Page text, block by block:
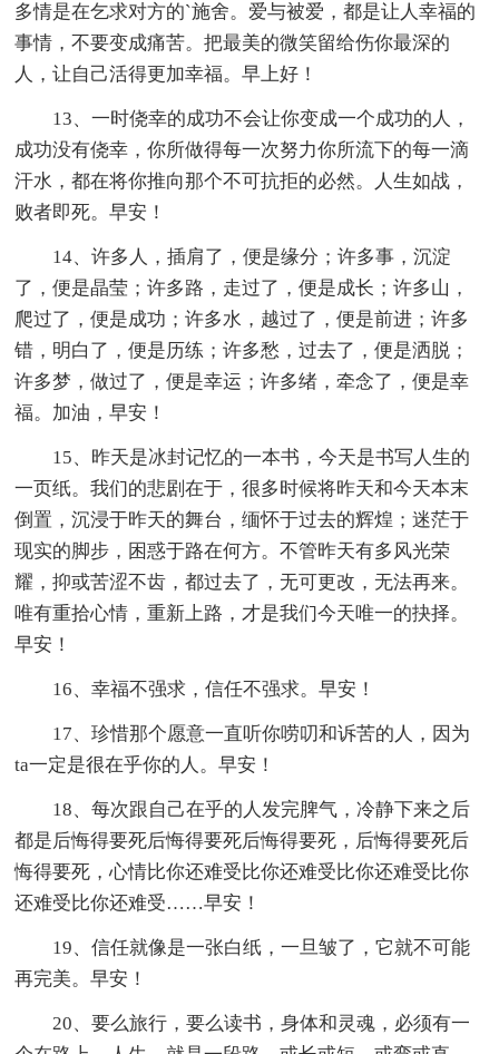
多情是在乞求对方的`施舍。爱与被爱，都是让人幸福的
事情，不要变成痛苦。把最美的微笑留给伤你最深的
人，让自己活得更加幸福。早上好！
13、一时侥幸的成功不会让你变成一个成功的人，
成功没有侥幸，你所做得每一次努力你所流下的每一滴
汗水，都在将你推向那个不可抗拒的必然。人生如战，
败者即死。早安！
14、许多人，插肩了，便是缘分；许多事，沉淀
了，便是晶莹；许多路，走过了，便是成长；许多山，
爬过了，便是成功；许多水，越过了，便是前进；许多
错，明白了，便是历练；许多愁，过去了，便是洒脱；
许多梦，做过了，便是幸运；许多绪，牵念了，便是幸
福。加油，早安！
15、昨天是冰封记忆的一本书，今天是书写人生的
一页纸。我们的悲剧在于，很多时候将昨天和今天本末
倒置，沉浸于昨天的舞台，缅怀于过去的辉煌；迷茫于
现实的脚步，困惑于路在何方。不管昨天有多风光荣
耀，抑或苦涩不齿，都过去了，无可更改，无法再来。
唯有重拾心情，重新上路，才是我们今天唯一的抉择。
早安！
16、幸福不强求，信任不强求。早安！
17、珍惜那个愿意一直听你唠叨和诉苦的人，因为
ta一定是很在乎你的人。早安！
18、每次跟自己在乎的人发完脾气，冷静下来之后
都是后悔得要死后悔得要死后悔得要死，后悔得要死后
悔得要死，心情比你还难受比你还难受比你还难受比你
还难受比你还难受……早安！
19、信任就像是一张白纸，一旦皱了，它就不可能
再完美。早安！
20、要么旅行，要么读书，身体和灵魂，必须有一